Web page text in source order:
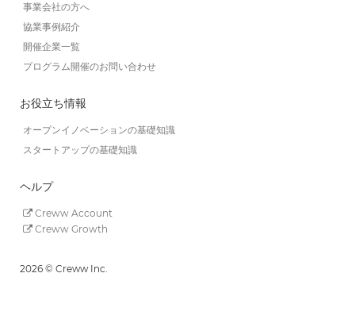
事業会社の方へ
協業事例紹介
開催企業一覧
プログラム開催のお問い合わせ
お役立ち情報
オープンイノベーションの基礎知識
スタートアップの基礎知識
ヘルプ
Creww Account
Creww Growth
2026 © Creww Inc.